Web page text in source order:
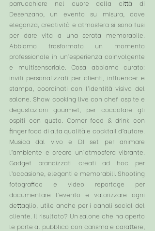
parrucchiere nel cuore della città di
Desenzano, un evento su misura, dove
eleganza, creatività e atmosfera si sono fusi
per dare vita a una serata memorabile.
Abbiamo trasformato un momento
professionale in un’esperienza coinvolgente
e multisensoriale. ​Cosa abbiamo curato:
inviti personalizzati per clienti, influencer e
stampa, coordinati con l’identità visiva del
salone. Show cooking live con chef ospite e
degustazioni gourmet, per coccolare gli
ospiti con gusto. Corner food & drink con
finger food di alta qualità e cocktail d’autore.
Musica dal vivo e DJ set per animare
l’ambiente e creare un'atmosfera vibrante.
Gadget brandizzati creati ad hoc per
l’occasione, eleganti e memorabili. Shooting
fotografico e video reportage per
documentare l’evento e valorizzare ogni
dettaglio, utile anche per i canali social del
cliente. Il risultato? Un salone che ha aperto
le porte al pubblico con carisma e carattere,